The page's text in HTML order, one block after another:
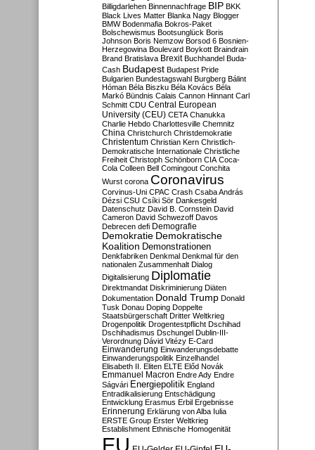
Billigdarlehen Binnennachfrage BIP BKK
Black Lives Matter Blanka Nagy Blogger
BMW Bodenmafia Bokros-Paket
Bolschewismus Bootsunglück Boris
Johnson Boris Nemzow Borsod 6 Bosnien-
Herzegowina Boulevard Boykott Braindrain
Brand Bratislava Brexit Buchhandel Buda-
Cash Budapest Budapest Pride
Bulgarien Bundestagswahl Burgberg Bálint
Hóman Béla Biszku Béla Kovács Béla
Markó Bündnis Calais Cannon Hinnant Carl
Schmitt CDU Central European
University (CEU) CETA Chanukka
Charlie Hebdo Charlottesville Chemnitz
China Christchurch Christdemokratie
Christentum Christian Kern Christlich-
Demokratische Internationale Christliche
Freiheit Christoph Schönborn CIA Coca-
Cola Colleen Bell Comingout Conchita
Wurst corona Coronavirus
Corvinus-Uni CPAC Crash Csaba András
Dézsi CSU Csíki Sör Dankesgeld
Datenschutz David B. Cornstein David
Cameron David Schwezoff Davos
Debrecen defi Demografie
Demokratie Demokratische
Koalition Demonstrationen
Denkfabriken Denkmal Denkmal für den
nationalen Zusammenhalt Dialog
Digitalisierung Diplomatie
Direktmandat Diskriminierung Diäten
Dokumentation Donald Trump Donald
Tusk Donau Doping Doppelte
Staatsbürgerschaft Dritter Weltkrieg
Drogenpolitik Drogentestpflicht Dschihad
Dschihadismus Dschungel Dublin-III-
Verordnung Dávid Vitézy E-Card
Einwanderung Einwanderungsdebatte
Einwanderungspolitik Einzelhandel
Elisabeth II. Eliten ELTE Előd Novák
Emmanuel Macron Endre Ady Endre
Ságvári Energiepolitik England
Entradikalisierung Entschädigung
Entwicklung Erasmus Erbil Ergebnisse
Erinnerung Erklärung von Alba Iulia
ERSTE Group Erster Weltkrieg
Establishment Ethnische Homogenität
EU